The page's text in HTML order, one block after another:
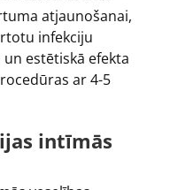
atjaunošanai,
infekciju
estētiskā efekta
ar 4-5
intīmās